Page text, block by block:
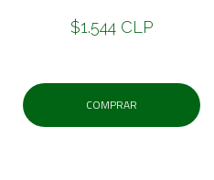
$1.544 CLP
COMPRAR